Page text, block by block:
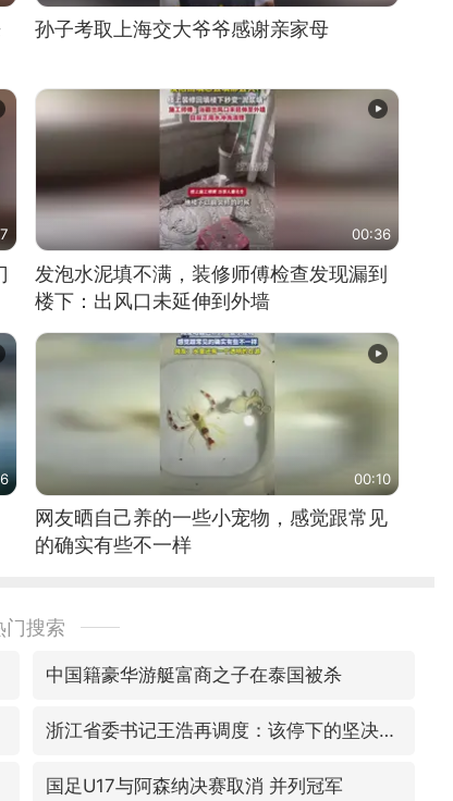
孙子考取上海交大爷爷感谢亲家母
00:36
发泡水泥填不满，装修师傅检查发现漏到
楼下：出风口未延伸到外墙
00:10
网友晒自己养的一些小宠物，感觉跟常见
的确实有些不一样
门搜索
中国籍豪华游艇富商之子在泰国被杀
浙江省委书记王浩再调度：该停下的坚决停下来，让社会面静下来
国足U17与阿森纳决赛取消 并列冠军